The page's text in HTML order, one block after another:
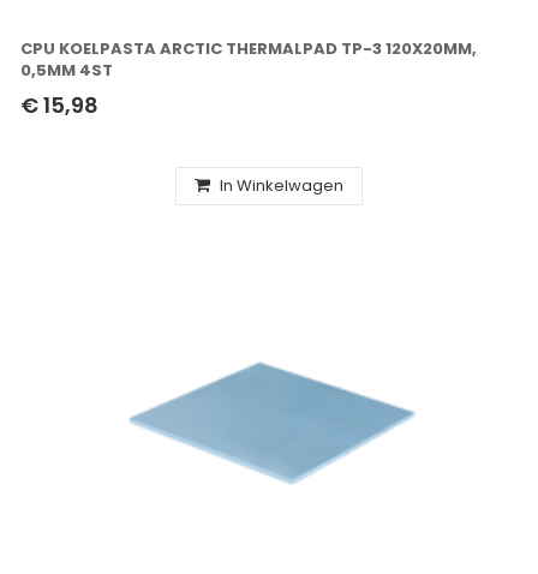
CPU KOELPASTA ARCTIC THERMALPAD TP-3 120X20MM,
0,5MM 4ST
€ 15,98
In Winkelwagen